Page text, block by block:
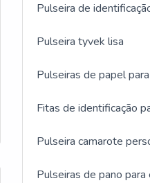
Pulseira de
Pulseira tyvek lisa
Pulseiras de papel
Fitas de identificação
Pulseira camarote
Pulseiras de pano